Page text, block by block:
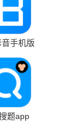
手机版
题app